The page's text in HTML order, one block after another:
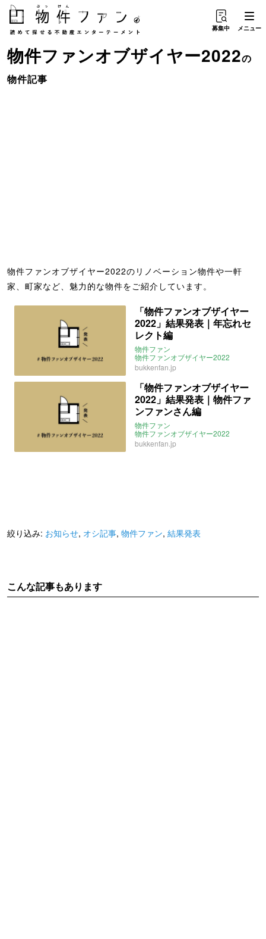
募集中 メニュー
物件ファンオブザイヤー2022の
物件記事
物件ファンオブザイヤー2022のリノベーション物件や一軒
家、町家など、魅力的な物件をご紹介しています。
「物件ファンオブザイヤー
2022」結果発表｜年忘れセ
レクト編
物件ファン
物件ファンオブザイヤー2022
オシ記事
お知らせ
bukkenfan.jp
「物件ファンオブザイヤー
2022」結果発表｜物件ファ
ンファンさん編
物件ファン
物件ファンオブザイヤー2022
オシ記事
お知らせ
bukkenfan.jp
絞り込み: お知らせ, オシ記事, 物件ファン, 結果発表
こんな記事もあります